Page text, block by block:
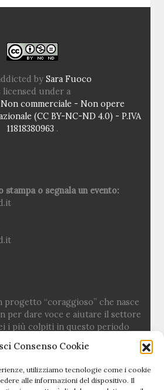
Consenso Cookie
utilizziamo tecnologie come i cookie
alle informazioni del dispositivo. Il
by Sara Fuoco
licensed under a
commerciale - Non opere
(CC BY-NC-ND 4.0) - P.IVA
11818380963 .
stampa o segnala un evento:
progetto “coraggioso” che nasce
per dare voce e aiutare il settore
i più colpiti in questo periodo
Sara Fuoco